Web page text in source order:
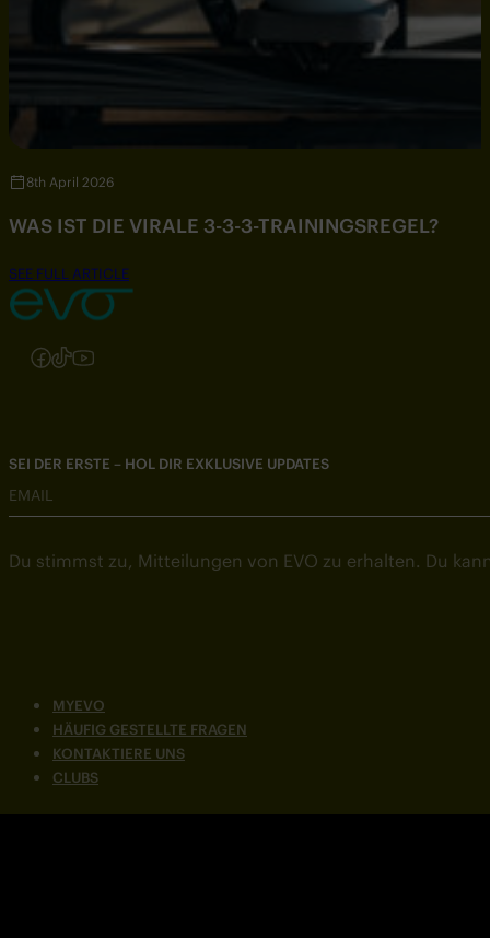
8th April 2026
WAS IST DIE VIRALE 3-3-3-TRAININGSREGEL?
SEE FULL ARTICLE
Folgen Sie uns auf Instagram
Folgen Sie uns auf Facebook
Folgen Sie uns auf TikTok
Folgen Sie uns auf YouTube
MYEVO
HÄUFIG GESTELLTE FRAGEN
KONTAKTIERE UNS
CLUBS
SEI DER ERSTE – HOL DIR EXKLUSIVE UPDATES
EMAIL
Du stimmst zu, Mitteilungen von EVO zu erhalten. Du